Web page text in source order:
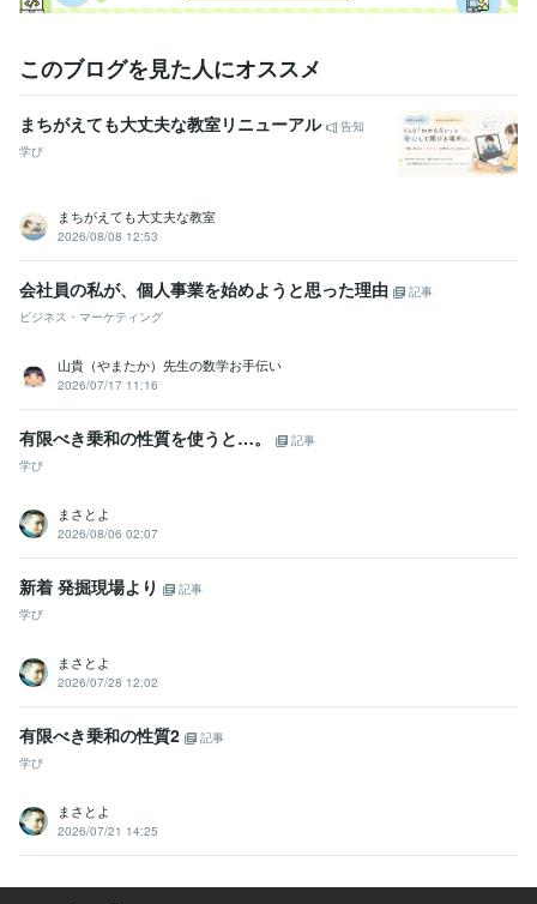
このブログを見た人にオススメ
まちがえても大丈夫な教室リニューアル
告知
学び
まちがえても大丈夫な教室
2026/08/08 12:53
会社員の私が、個人事業を始めようと思った理由
記事
ビジネス・マーケティング
山貴（やまたか）先生の数学お手伝い
2026/07/17 11:16
有限べき乗和の性質を使うと…。
記事
学び
まさとよ
2026/08/06 02:07
新着 発掘現場より
記事
学び
まさとよ
2026/07/28 12:02
有限べき乗和の性質2
記事
学び
まさとよ
2026/07/21 14:25